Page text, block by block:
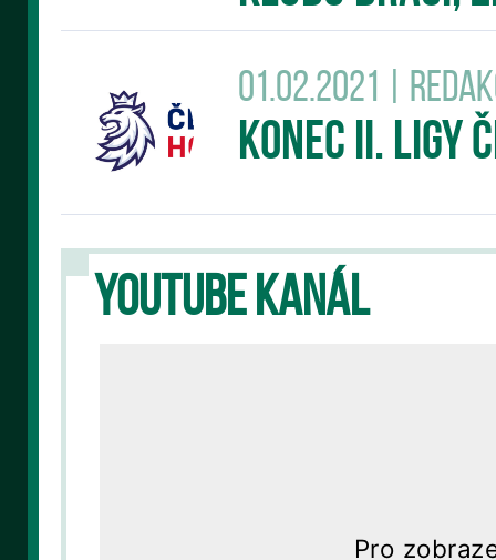
01.02.2021 |
Konec II. Ligy
YOUTUBE KANÁL